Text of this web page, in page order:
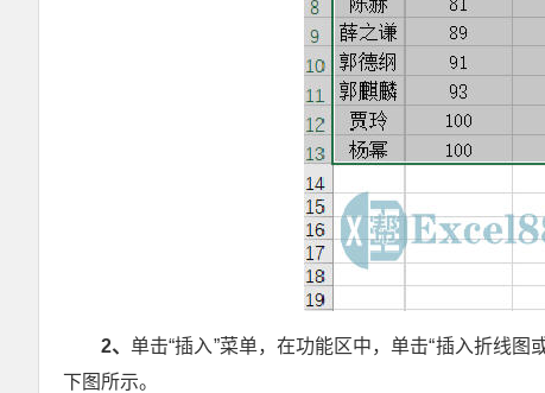
2、单击“插入”菜单，在功能区中，单击“插入折线图
下图所示。